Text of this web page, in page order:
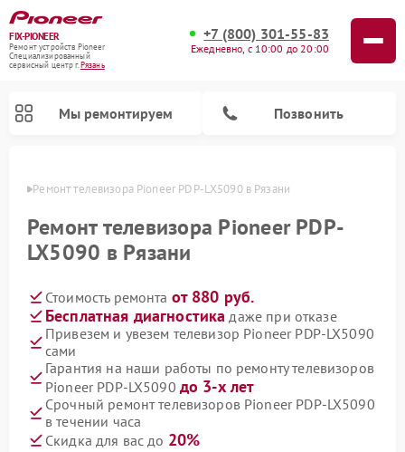
FIX-PIONEER
Ремонт устройств Pioneer
Специализированный
cервисный центр г.Рязань
+7 (800) 301-55-83
Ежедневно, с 10:00 до 20:00
Мы ремонтируем Позвонить
Ремонт телевизора Pioneer PDP-LX5090 в Рязани
Ремонт телевизора Pioneer PDP-
LX5090 в Рязани
Стоимость ремонта от 880 руб.
Бесплатная диагностика даже при отказе
Привезем и увезем телевизор Pioneer PDP-LX5090
сами
Гарантия на наши работы по ремонту телевизоров
Pioneer PDP-LX5090 до 3-х лет
Срочный ремонт телевизоров Pioneer PDP-LX5090
в течении часа
Скидка для вас до 20%